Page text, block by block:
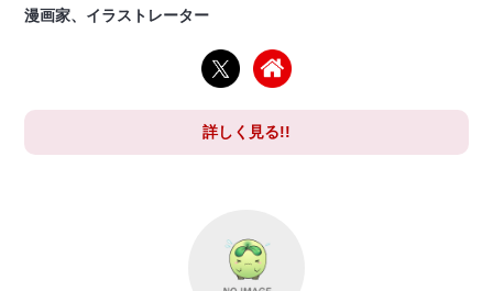
漫画家、イラストレーター
詳しく見る!!